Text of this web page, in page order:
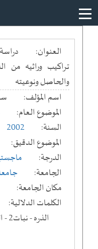
العنوان:
تراكيب وراثيه من
والحاصل ونوعيته
اسم المؤلف:
الموضوع العام:
السنة:
2002
الموضوع الدقيق:
الدرجة:
الجامعة:
مكان الجامعة:
الكلمات الدلالية:
الذره - نبات2 - الرسائل الجامعيه